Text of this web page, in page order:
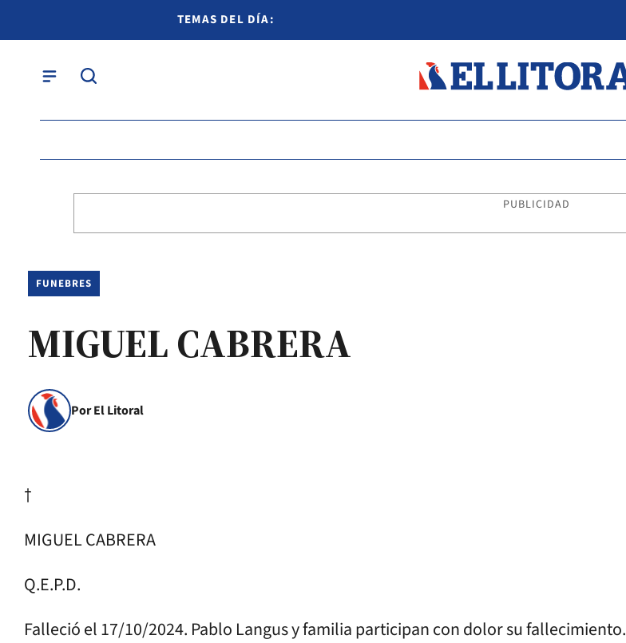
TEMAS DEL DÍA:
PUBLICIDAD
FUNEBRES
MIGUEL CABRERA
Por El Litoral
†
MIGUEL CABRERA
Q.E.P.D.
Falleció el 17/10/2024. Pablo Langus y familia participan con dolor su fallecimiento.